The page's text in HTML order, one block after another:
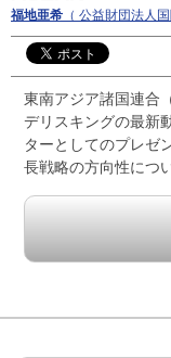
福地亜希 （ 公益財団法人
東南アジア諸国連合
デリスキングの最新
ターとしてのプレゼ
長戦略の方向性につ